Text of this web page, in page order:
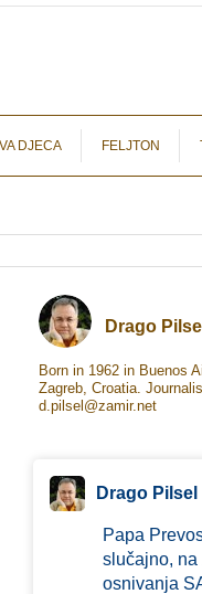
DJECA FELJTON
Drago Pilsel
Born in 1962 in Buenos
Zagreb, Croatia.
d.pilsel@zamir.net
Drago Pilsel
Papa
slučajno,
osnivanja